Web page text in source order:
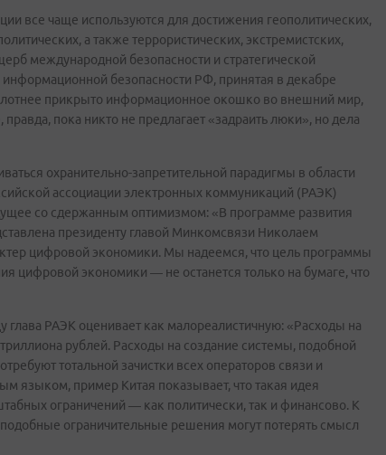
все чаще используются для достижения геополитических,
а также террористических, экстремистских,
международной безопасности и стратегической
безопасности РФ, принятая в декабре
прикрыто информационное окошко во внешний мир,
пока никто не предлагает «задраить люки», но дела
охранительно-запретительной парадигмы в области
ассоциации электронных коммуникаций (РАЭК)
со сдержанным оптимизмом: «В программе развития
президенту главой Минкомсвязи Николаем
цифровой экономики. Мы надеемся, что цель программы
цифровой экономики — не останется только на бумаге, что
РАЭК оценивает как малореалистичную: «Расходы на
рублей. Расходы на создание системы, подобной
тотальной зачистки всех операторов связи и
языком, пример Китая показывает, что такая идея
ограничений — как политически, так и финансово. К
ограничительные решения могут потерять смысл